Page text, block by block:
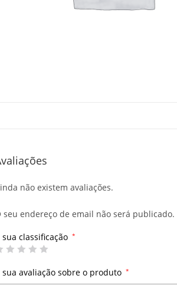
não existem avaliações.
seu endereço de email não será publicado.
sua classificação *
sua avaliação sobre o produto *